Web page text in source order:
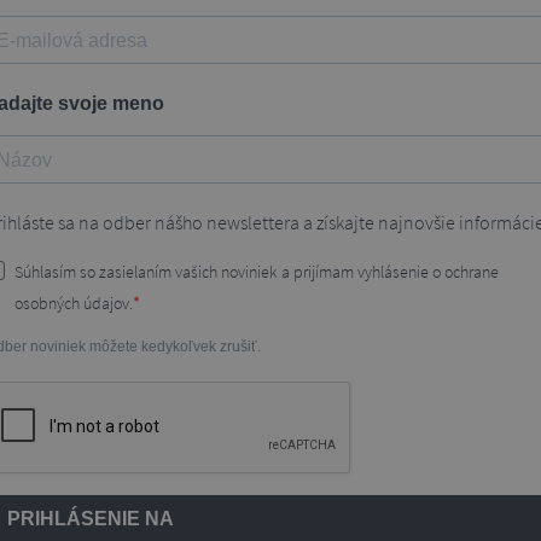
svoje meno
sa na odber nášho newslettera a získajte najnovšie
Súhlasím so zasielaním vašich noviniek a prijímam vyhlásenie o ochrane
osobných údajov.
noviniek môžete kedykoľvek zrušiť.
PRIHLÁSENIE NA